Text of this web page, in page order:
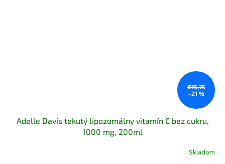
€15,75
–21 %
Adelle Davis tekutý lipozomálny vitamín C bez cukru,
1000 mg, 200ml
Skladom